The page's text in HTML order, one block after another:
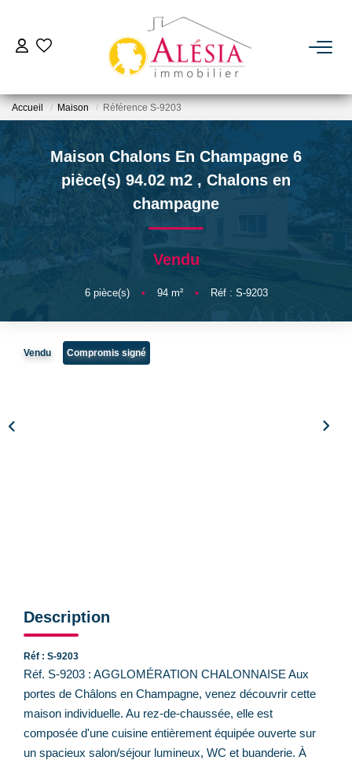
ACHETER
BIENS VENDUS / LOUÉS
NOTRE AGENCE
CONTACT
Accueil Maison Référence S-9203
Maison Chalons En Champagne 6
pièce(s) 94.02 m2 , Chalons en
champagne
Vendu
6pièce(s) • 94m² • Réf : S-9203
Vendu Compromis signé
Description
Réf : S-9203
Réf. S-9203 : AGGLOMÉRATION CHALONNAISE Aux
portes de Châlons en Champagne, venez découvrir cette
maison individuelle. Au rez-de-chaussée, elle est
composée d'une cuisine entièrement équipée ouverte sur
un spacieux salon/séjour lumineux, WC et buanderie. À